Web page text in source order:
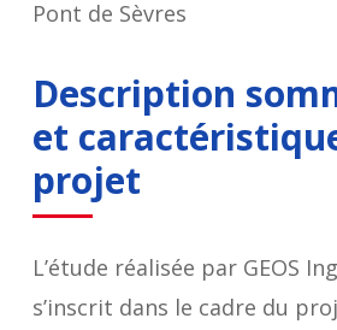
Pont de Sèvres
Description
et
projet
L’étude réalisée par GEOS
s’inscrit dans le cadre du